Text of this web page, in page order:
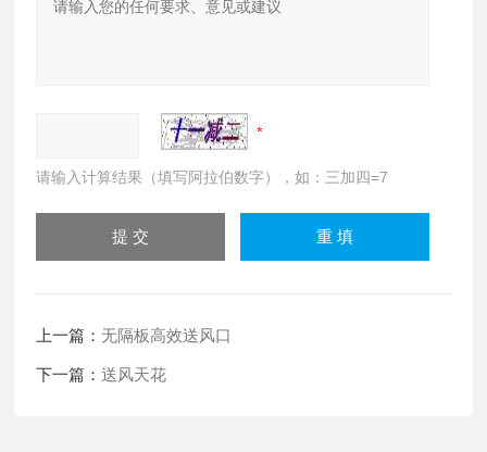
请输入计算结果（填写阿拉伯数字），如：三加四=7
上一篇：无隔板高效送风口
下一篇：送风天花